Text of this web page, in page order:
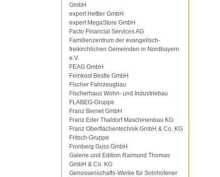
GmbH
expert Hettler GmbH
expert MegaStore GmbH
Facto Financial Services AG
Familienzentrum der evangelisch-
freikirchlichen Gemeinden in Nordbayern
e.V.
FEAG GmbH
Feinkost Bestle GmbH
Fischer Fahrzeugbau
Fischerhaus Wohn- und Industriebau
FLABEG-Gruppe
Franz Bernet GmbH
Franz Eder Thaldorf Maschinenbau KG
Franz Oberflächentechnik GmbH & Co. KG
Fritsch-Gruppe
Fronberg Guss GmbH
Galerie und Edition Raimund Thomas
GmbH & Co. KG
Genossenschafts-Werke für Solnhofener